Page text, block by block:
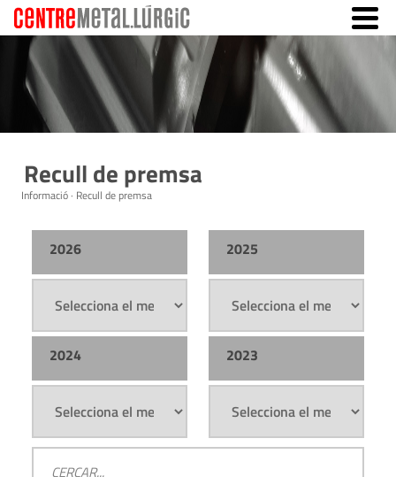
Recull de premsa
Informació · Recull de premsa
2026 2025
2024 2023